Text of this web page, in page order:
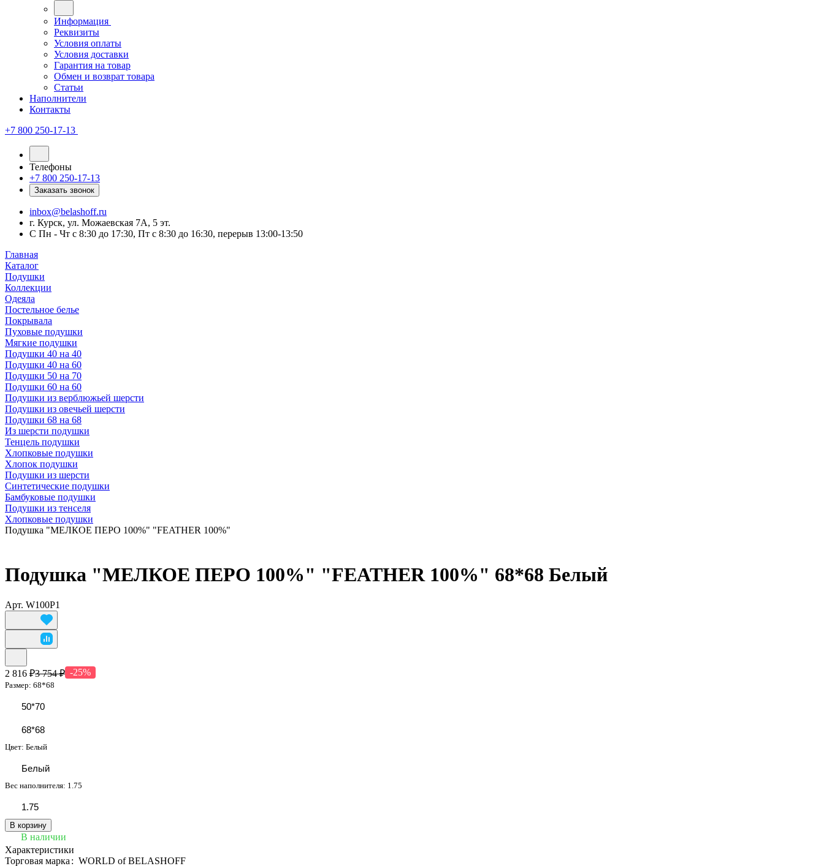
Информация
Реквизиты
Условия оплаты
Условия доставки
Гарантия на товар
Обмен и возврат товара
Статьи
Наполнители
Контакты
+7 800 250-17-13
Телефоны
+7 800 250-17-13
Заказать звонок
inbox@belashoff.ru
г. Курск, ул. Можаевская 7А, 5 эт.
C Пн - Чт с 8:30 до 17:30, Пт с 8:30 до 16:30, перерыв 13:00-13:50
Главная
Каталог
Подушки
Коллекции
Одеяла
Постельное белье
Покрывала
Пуховые подушки
Мягкие подушки
Подушки 40 на 40
Подушки 40 на 60
Подушки 50 на 70
Подушки 60 на 60
Подушки из верблюжьей шерсти
Подушки из овечьей шерсти
Подушки 68 на 68
Из шерсти подушки
Тенцель подушки
Хлопковые подушки
Хлопок подушки
Подушки из шерсти
Синтетические подушки
Бамбуковые подушки
Подушки из тенселя
Хлопковые подушки
Подушка "МЕЛКОЕ ПЕРО 100%" "FEATHER 100%"
Подушка "МЕЛКОЕ ПЕРО 100%" "FEATHER 100%" 68*68 Белый
Арт. W100P1
2 816 ₽3 754 ₽ -25%
Размер: 68*68
50*70
68*68
Цвет: Белый
Белый
Вес наполнителя: 1.75
1.75
В корзину
В наличии
Характеристики
Торговая марка : WORLD of BELASHOFF